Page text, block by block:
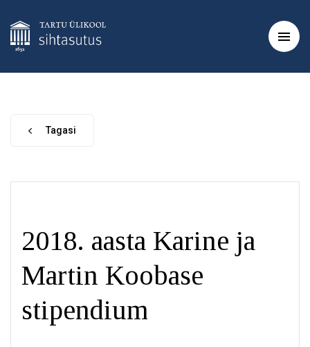
Tagasi
2018. aasta Karine ja
Martin Koobase
stipendium